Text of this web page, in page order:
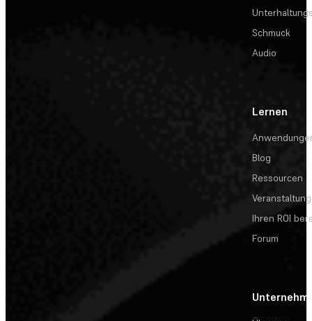
Schmuck
Audio
Lernen
Blog
Ressourcen
Ihren ROI
Forum